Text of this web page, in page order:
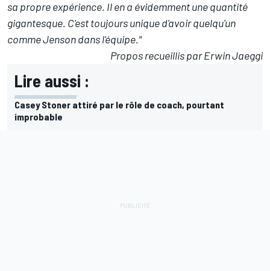
sa propre expérience. Il en a évidemment une quantité
gigantesque. C'est toujours unique d'avoir quelqu'un
comme Jenson dans l'équipe."
Propos recueillis par Erwin Jaeggi
Lire aussi :
Casey Stoner attiré par le rôle de coach, pourtant
improbable